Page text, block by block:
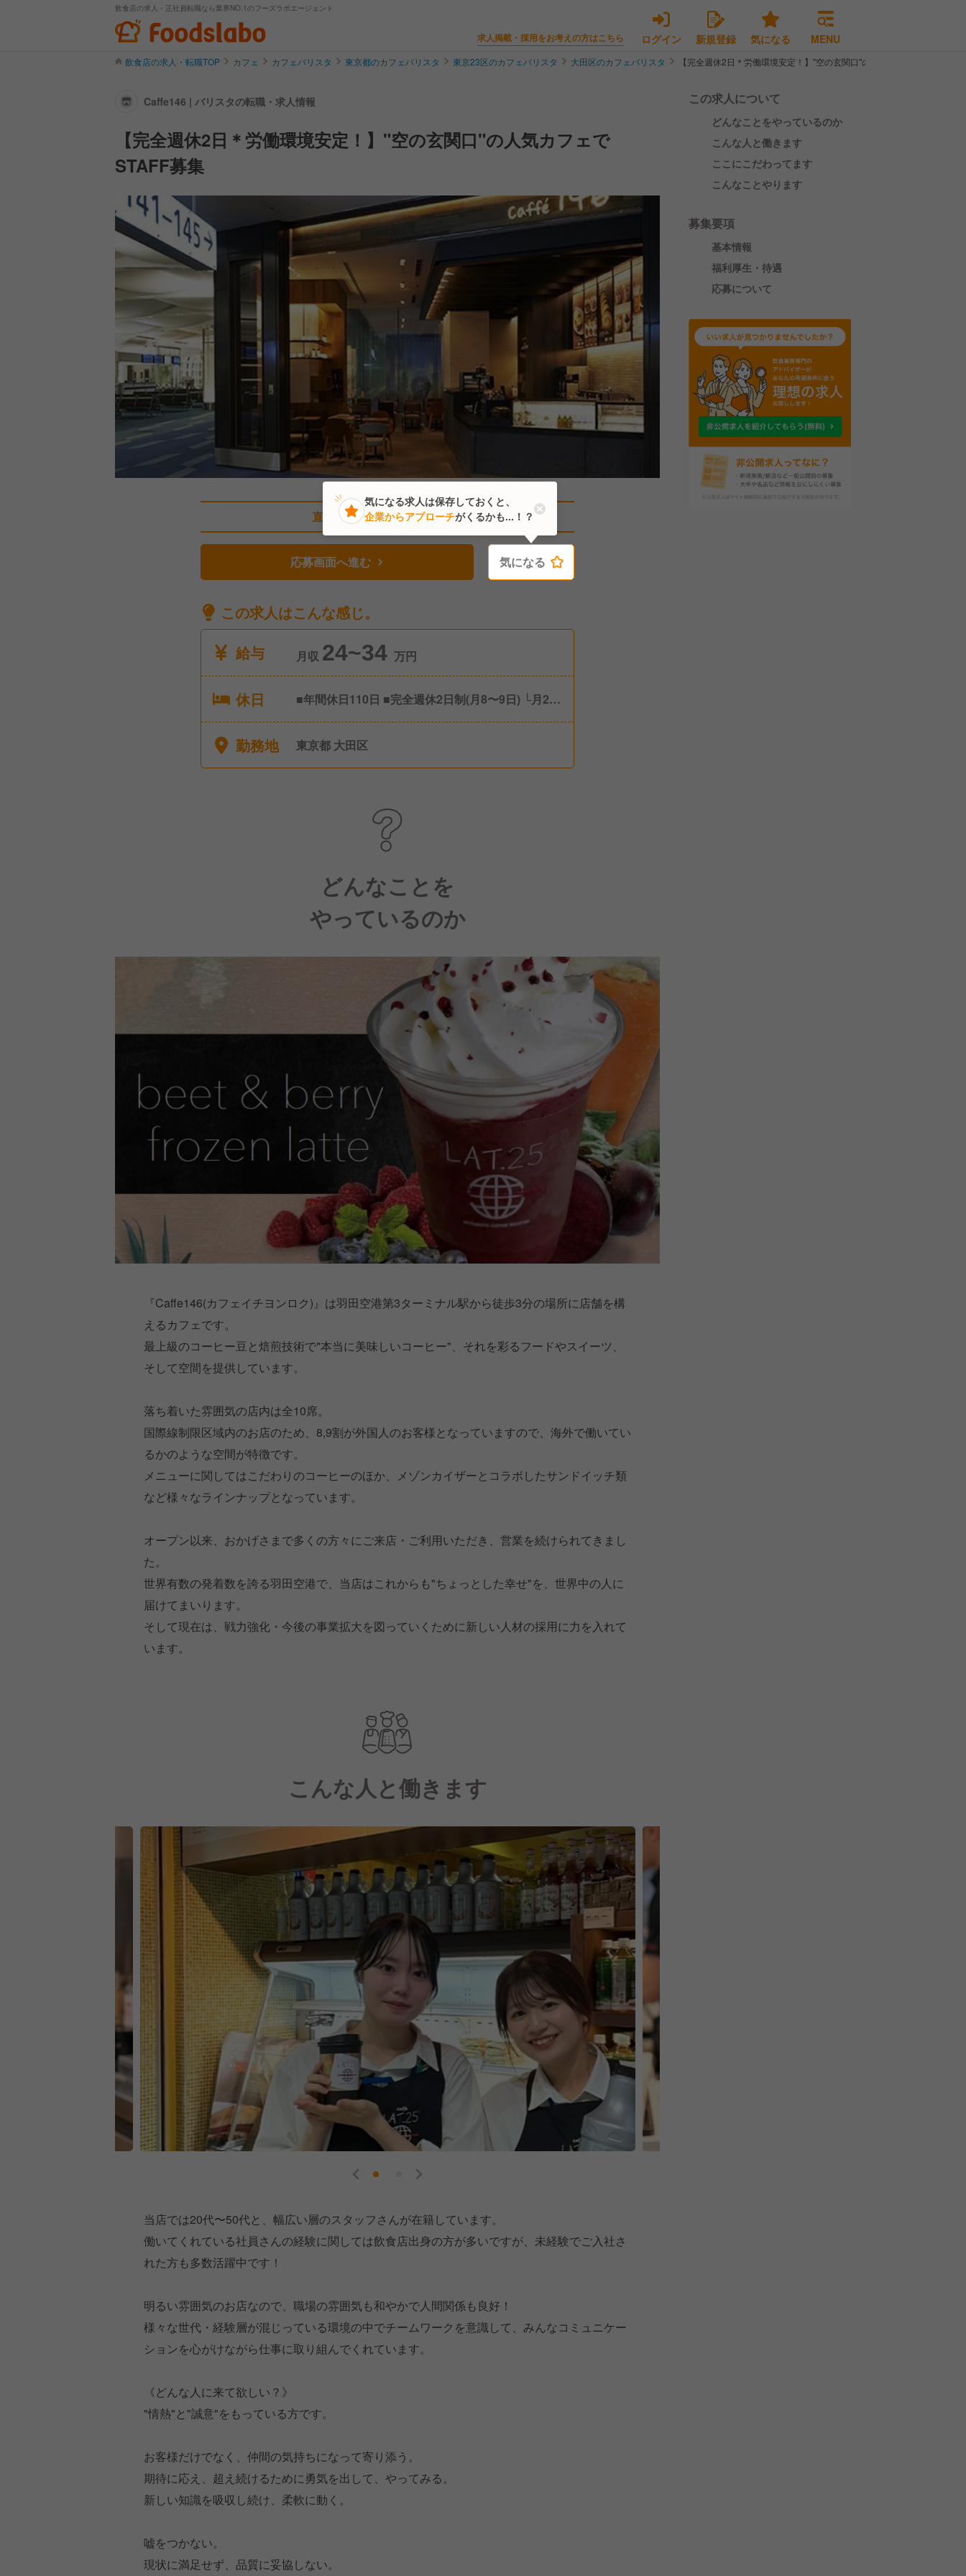
飲食店の求人・正社員転職なら業界NO.1のフーズラボエージェント
求人掲載・採用をお考えの方はこちら ログイン 新規登録 気になる MENU
飲食店の求人・転職TOP カフェ カフェバリスタ 東京都のカフェバリスタ 東京23区のカフェバリスタ 大田区のカフェバリスタ 【完全週休2日＊労働環境安定！】"空の玄関口"の人気カフェでSTAFF募集
Caffe146 | バリスタの転職・求人情報
【完全週休2日＊労働環境安定！】"空の玄関口"の人気カフェで
STAFF募集
直近14人がこの求人を検討中
応募画面へ進む 気になる
この求人はこんな感じ。
給与
月収 24~34 万円
休日
■年間休日110日 ■完全週休2日制(月8〜9日) └月2回
■育児休暇 ■慶弔休暇 ■介護休暇
勤務地 東京都 大田区
どんなことを
やっているのか
『Caffe146(カフェイチヨンロク)』は羽田空港第3ターミナル駅から徒歩3分の場所に店舗を構
えるカフェです。
最上級のコーヒー豆と焙煎技術で"本当に美味しいコーヒー"、それを彩るフードやスイーツ、
そして空間を提供しています。
落ち着いた雰囲気の店内は全10席。
国際線制限区域内のお店のため、8,9割が外国人のお客様となっていますので、海外で働いてい
るかのような空間が特徴です。
メニューに関してはこだわりのコーヒーのほか、メゾンカイザーとコラボしたサンドイッチ類
など様々なラインナップとなっています。
オープン以来、おかげさまで多くの方々にご来店・ご利用いただき、営業を続けられてきまし
た。
世界有数の発着数を誇る羽田空港で、当店はこれからも"ちょっとした幸せ"を、世界中の人に
届けてまいります。
そして現在は、戦力強化・今後の事業拡大を図っていくために新しい人材の採用に力を入れて
います。
こんな人と働きます
当店では20代〜50代と、幅広い層のスタッフさんが在籍しています。
働いてくれている社員さんの経験に関しては飲食店出身の方が多いですが、未経験でご入社さ
れた方も多数活躍中です！
明るい雰囲気のお店なので、職場の雰囲気も和やかで人間関係も良好！
様々な世代・経験層が混じっている環境の中でチームワークを意識して、みんなコミュニケー
ションを心がけながら仕事に取り組んでくれています。
《どんな人に来て欲しい？》
"情熱"と"誠意"をもっている方です。
お客様だけでなく、仲間の気持ちになって寄り添う。
期待に応え、超え続けるために勇気を出して、やってみる。
新しい知識を吸収し続け、柔軟に動く。
嘘をつかない。
現状に満足せず、品質に妥協しない。
この求人について
どんなことをやっているのか
こんな人と働きます
ここにこだわってます
こんなことやります
募集要項
基本情報
福利厚生・待遇
応募について
気になる
気になる求人は保存しておくと、
企業からアプローチがくるかも...！？